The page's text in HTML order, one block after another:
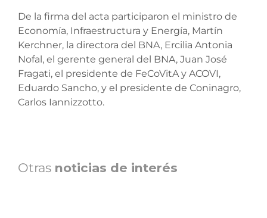
De la firma del acta participaron el ministro de
Economía, Infraestructura y Energía, Martín
Kerchner, la directora del BNA, Ercilia Antonia
Nofal, el gerente general del BNA, Juan José
Fragati, el presidente de FeCoVitA y ACOVI,
Eduardo Sancho, y el presidente de Coninagro,
Carlos Iannizzotto.
Otras noticias de interés